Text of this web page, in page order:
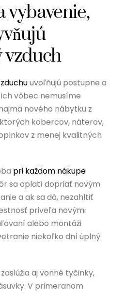
vybavenie,
uvoľňujú postupne a
vôbec nemusíme
nového nábytku z
kobercov, náterov,
z menej kvalitných
pri každom nákupe
sa oplatí dopriať novým
a ak sa dá, nezahltiť
priveľa novými
alebo montáži
niekoľko dní úplný
aj vonné tyčinky,
V primeranom